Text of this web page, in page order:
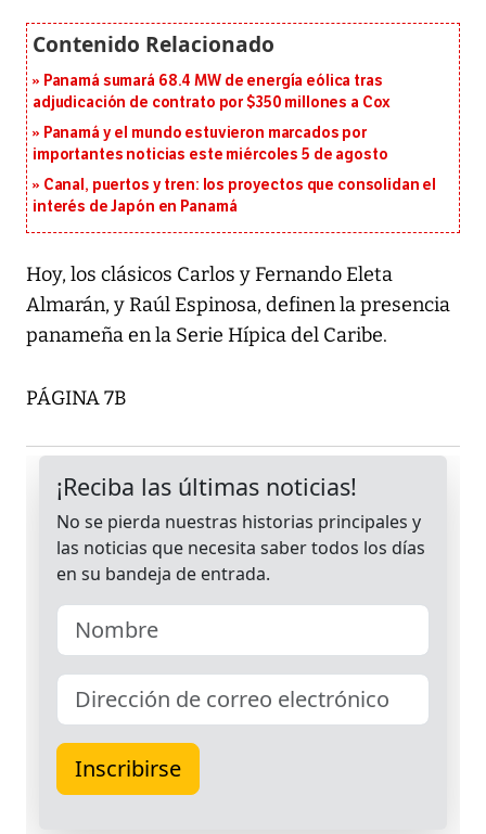
Panamá sumará 68.4 MW de energía eólica tras
adjudicación de contrato por $350 millones a Cox
Panamá y el mundo estuvieron marcados por
importantes noticias este miércoles 5 de agosto
Canal, puertos y tren: los proyectos que consolidan el
interés de Japón en Panamá
Hoy, los clásicos Carlos y Fernando Eleta
Almarán, y Raúl Espinosa, definen la presencia
panameña en la Serie Hípica del Caribe.
PÁGINA 7B